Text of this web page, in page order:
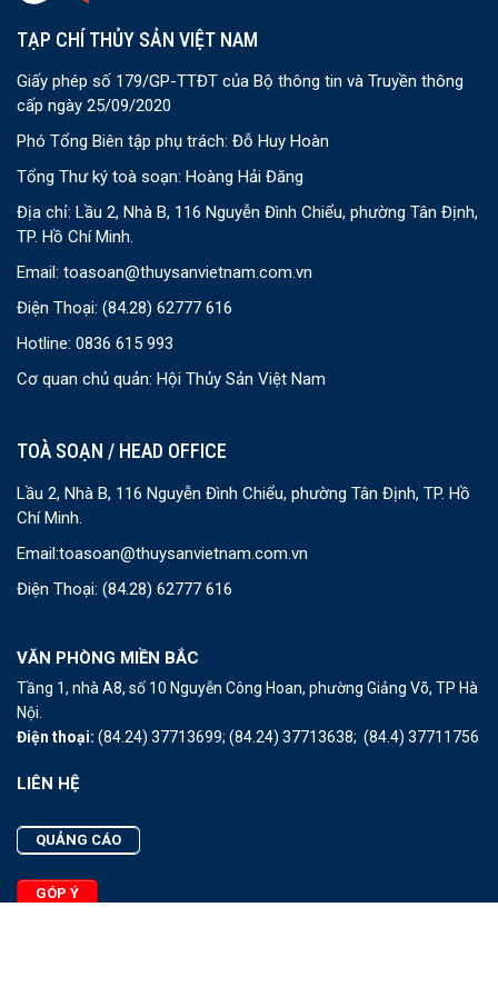
TẠP CHÍ THỦY SẢN VIỆT NAM
Giấy phép số 179/GP-TTĐT của Bộ thông tin và Truyền thông
cấp ngày 25/09/2020
Phó Tổng Biên tập phụ trách: Đỗ Huy Hoàn
Tổng Thư ký toà soạn: Hoàng Hải Đăng
Địa chỉ: Lầu 2, Nhà B, 116 Nguyễn Đình Chiểu, phường Tân Định,
TP. Hồ Chí Minh.
Email: toasoan@thuysanvietnam.com.vn
Điện Thoại: (84.28) 62777 616
Hotline: 0836 615 993
Cơ quan chủ quản: Hội Thủy Sản Việt Nam
TOÀ SOẠN / HEAD OFFICE
Lầu 2, Nhà B, 116 Nguyễn Đình Chiểu, phường Tân Định, TP. Hồ
Chí Minh.
Email:toasoan@thuysanvietnam.com.vn
Điện Thoại: (84.28) 62777 616
VĂN PHÒNG MIỀN BẮC
Tầng 1, nhà A8, số 10 Nguyễn Công Hoan, phường Giảng Võ, TP Hà
Nội.
Điện thoại: (84.24) 37713699; (84.24) 37713638; (84.4) 37711756
LIÊN HỆ
QUẢNG CÁO
GÓP Ý